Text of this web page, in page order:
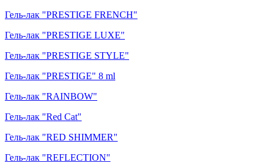
Гель-лак "PRESTIGE FRENCH"
Гель-лак "PRESTIGE LUXE"
Гель-лак "PRESTIGE STYLE"
Гель-лак "PRESTIGE" 8 ml
Гель-лак "RAINBOW"
Гель-лак "Red Cat"
Гель-лак "RED SHIMMER"
Гель-лак "REFLECTION"